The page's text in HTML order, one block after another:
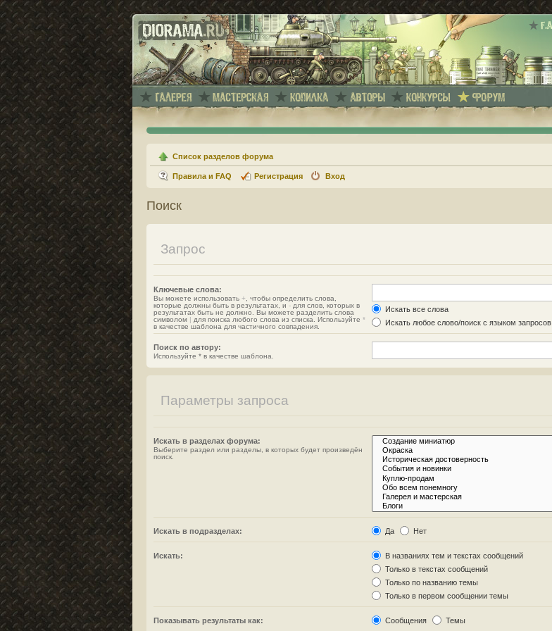
Список разделов форума
Правила и FAQ Регистрация Вход
Поиск
Запрос
Ключевые слова:
Вы можете использовать + , чтобы определить слова,
которые должны быть в результатах, и - для слов, которых в
результатах быть не должно. Вы можете разделить слова
символом | для поиска любого слова из списка. Используйте *
в качестве шаблона для частичного совпадения.
Искать все слова
Искать любое слово/поиск с языком запросов
Поиск по автору:
Используйте * в качестве шаблона.
Параметры запроса
Искать в разделах форума:
Выберите раздел или разделы, в которых будет произведён
поиск.
Искать в подразделах: Да Нет
Искать:
В названиях тем и текстах сообщений
Только в текстах сообщений
Только по названию темы
Только в первом сообщении темы
Показывать результаты как: Сообщения Темы